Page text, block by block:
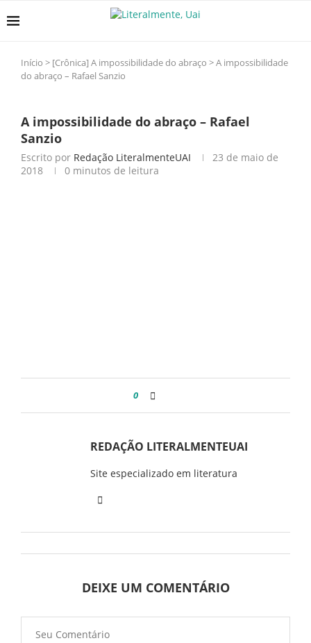
Início > [Crônica] A impossibilidade do abraço >A impossibilidade
do abraço – Rafael Sanzio
A impossibilidade do abraço – Rafael
Sanzio
Escrito por Redação LiteralmenteUAI
23 de maio de
2018
0 minutos de leitura
0
REDAÇÃO LITERALMENTEUAI
Site especializado em literatura
DEIXE UM COMENTÁRIO